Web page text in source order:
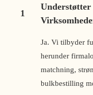
1
Ja. Vi tilbyder
herunder
matchning,
bulkbestilling